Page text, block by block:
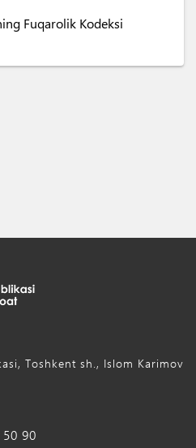
Fuqarolik Kodeksi
Toshkent sh., Islom Karimov
90